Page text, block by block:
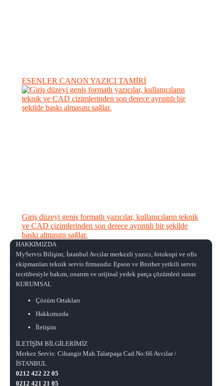
ESENLER CANON YAZICI TAMİRİ
Giriş düzeyi geniş formatlı yazıcılar, kullanıcıların teknik
ve CAD çizimlerinden son derece ayrıntılı bir şekilde
baskı almasını sağlar.
HAKKIMIZDA
MyServis Bilişim; İstanbul Avcılar merkezli yazıcı, fotokopi ve ofis
ekipmanları teknik servis firmasıdır. Epson ve Brother yetkili servis
tecrübesiyle bakım, onarım ve orijinal yedek parça çözümleri sunar.
KURUMSAL
Çözüm Ortakları
Hakkımızda
İletişim
İLETİŞİM BİLGİLERİMİZ
Merkez Servis: Cihangir Mah.Talatpaşa Cad.No:66 Avcılar /
İSTANBUL
0212 422 22 05
0212 421 21 05